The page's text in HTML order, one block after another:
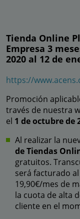
Tienda Online
Empresa 3
2020 al 12 de
https://
Promoción
través de nuestra
el 1 de octubre de
Al realizar la
de Tiendas
gratuitos.
será facturado
19,90€/mes de
la cuota de alta
cliente en el